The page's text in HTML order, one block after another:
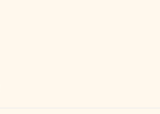
发生的事，一个开‎‍成‌人‌‎用品
profile
上个大变态，两个变态对着
患者和性治疗师之间的故事